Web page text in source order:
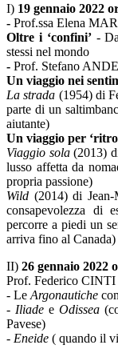
I) 19 gennaio 2022
- Prof.ssa Elena
Oltre i ‘confini’- Da
stessi nel mondo
- Prof. Stefano
Un viaggio nei
La strada (1954) di
parte di un
aiutante)
Un viaggio per
Viaggio sola(2013)
lusso affetta da
propria passione)
Wild (2014) di
consapevolezza di
percorre a piedi un
arriva fino al Canada)
II) 26 gennaio 2022
Prof. Federico CINTI
- Le Argonautiche
- Iliadee Odissea
Pavese)
- Eneide ( quando il